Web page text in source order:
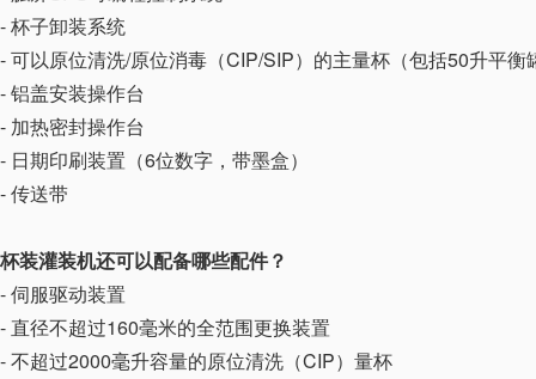
- 杯子卸装系统
- 可以原位清洗/原位消毒（CIP/SIP）的主量杯（包括50升平衡
- 铝盖安装操作台
- 加热密封操作台
- 日期印刷装置（6位数字，带墨盒）
- 传送带
杯装灌装机还可以配备哪些配件？
- 伺服驱动装置
- 直径不超过160毫米的全范围更换装置
- 不超过2000毫升容量的原位清洗（CIP）量杯